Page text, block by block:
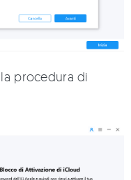
procedura di